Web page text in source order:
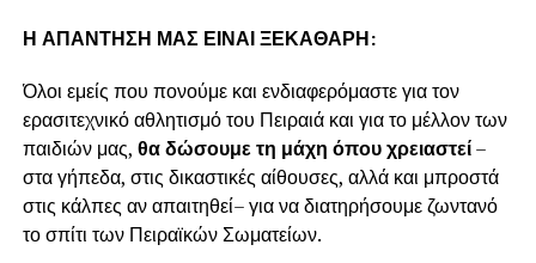
Η ΑΠΑΝΤΗΣΗ ΜΑΣ ΕΙΝΑΙ ΞΕΚΑΘΑΡΗ:
Όλοι εμείς που πονούμε και ενδιαφερόμαστε για τον
ερασιτεχνικό αθλητισμό του Πειραιά και για το μέλλον των
παιδιών μας, θα δώσουμε τη μάχη όπου χρειαστεί–
στα γήπεδα, στις δικαστικές αίθουσες, αλλά και μπροστά
στις κάλπες αν απαιτηθεί– για να διατηρήσουμε ζωντανό
το σπίτι των Πειραϊκών Σωματείων.